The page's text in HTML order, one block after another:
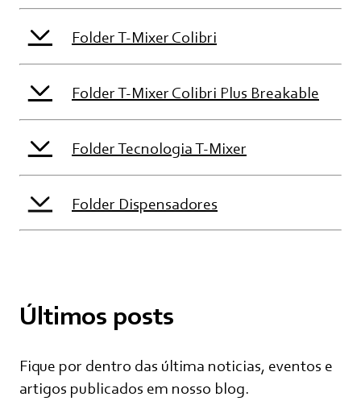
Folder T-Mixer Colibri
Folder T-Mixer Colibri Plus Breakable
Folder Tecnologia T-Mixer
Folder Dispensadores
Últimos posts
Fique por dentro das última noticias, eventos e
artigos publicados em nosso blog.